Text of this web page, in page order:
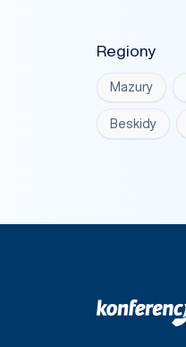
Regiony
Mazury
Beskidy